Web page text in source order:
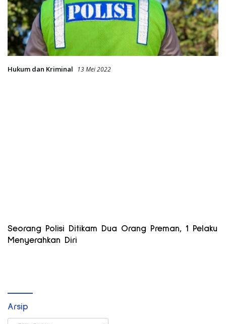
Hukum dan Kriminal 13 Mei 2022
Seorang Polisi Ditikam Dua Orang Preman, 1 Pelaku
Menyerahkan Diri
Arsip